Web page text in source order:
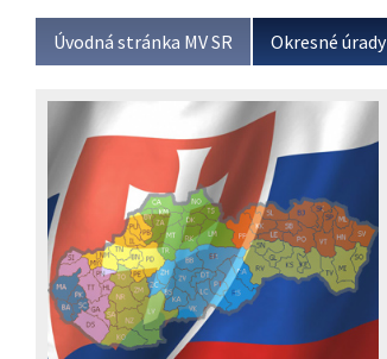
Úvodná stránka MV SR Okresné úrady